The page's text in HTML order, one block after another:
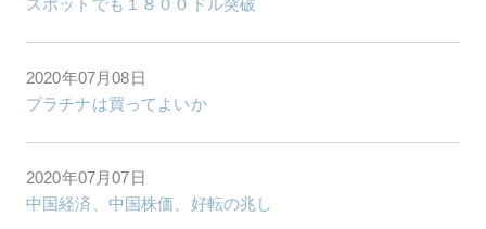
スポットでも１８００ドル突破
2020年07月08日
プラチナは買ってよいか
2020年07月07日
中国経済、中国株価、好転の兆し